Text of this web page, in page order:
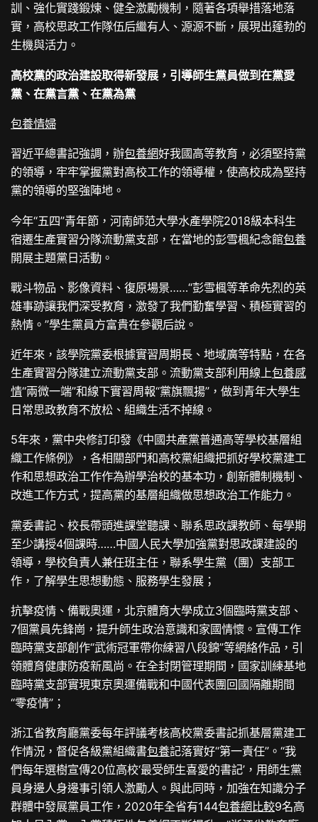
訓、強化實踐鍛煉、健全激勵機制，隨著各項舉措落地落
實，高校思政工作隊伍后繼有人、源源不斷，展現出蓬勃的
生機與活力。
高校黨的政治建設取得新發展，引導師生黨員做到在黨愛
黨、在黨言黨、在黨為黨
包養情婦
習近平總書記強調，辦包養網好我國高等教育，必須堅持黨
的領導，牢牢掌握黨對高校工作的領導權，使高校成為堅持
黨的領導的堅強陣地。
今年“五四”青年節，河南師范大學水產學院2018級本科生
宿遷生產實習分隊流動黨支部，在當地的彭雪楓紀念館包養
開展主題黨日活動。
戰斗物品、影像資料、復原場景……“彭雪楓等革命先烈的英
雄事跡讓我們深受教育，激發了我們勤奮學習、積極實習的
熱情。”學生黨員方富貴在參觀后說。
近年來，該學院黨委根據實習周期長、地域廣等特點，在各
生產實習分隊建立流動黨支部。流動黨支部利用線上包養感
情“兩微一端”和線下實習周報“黨旗飄揚”，做到青年大學生
日常思政教育不放松、組織生活不掉線。
5年來，黨中央修訂印發《中國共產黨普通高等學校基層組
織工作條例》，各相關部門和高校黨組織把抓好學校黨建工
作和思想政治工作作為辦學治校的基本功，創新體制機制、
改進工作方式，提高黨的基層組織做思想政治工作能力。
黨委書記、校長帶頭進課堂聽課、聯系思政課教師、每學期
至少講授4個課時……中國人民大學加強黨對思政課建設的
領導，學校負責人兼任班主任，聯系學生黨（團）支部工
作，了解學生思想動態、服務學生發展；
抗擊疫情、備戰奧運，北京體育大學成立3個臨時黨支部、
7個黨員先鋒崗，提升師生政治意識和家國情懷。宣傳工作
臨時黨支部創作“武術冠軍帶你練習八段錦”等網絡作品，引
領體育健康防疫新風尚。在全封閉管理期間，國家訓練基地
臨時黨支部實現東京奧運備戰和中國代表團回國隔離期間
“零疫情”；
浙江省教育廳黨委每年評議考核高校黨委書記抓基層黨建工
作情況，督促各級黨組織書包養記落實好“第一責任”。“我
們每年選樹宣傳20位高校‘最受師生喜愛的書記’，用師生黨
員身邊人身邊事引領人激勵人。與此同時，加強在知識分子
群體中發展黨員工作，2020年全省有144包養網比較9名高